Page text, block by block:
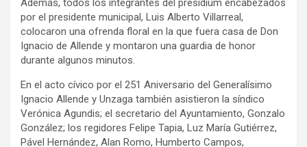
Además, todos los integrantes del presidium encabezados
por el presidente municipal, Luis Alberto Villarreal,
colocaron una ofrenda floral en la que fuera casa de Don
Ignacio de Allende y montaron una guardia de honor
durante algunos minutos.
En el acto cívico por el 251 Aniversario del Generalísimo
Ignacio Allende y Unzaga también asistieron la síndico
Verónica Agundis; el secretario del Ayuntamiento, Gonzalo
González; los regidores Felipe Tapia, Luz María Gutiérrez,
Pável Hernández, Alan Romo, Humberto Campos,